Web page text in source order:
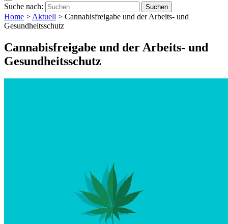
Suche nach:
Home > Aktuell > Cannabisfreigabe und der Arbeits- und
Gesundheitsschutz
Cannabisfreigabe und der Arbeits- und
Gesundheitsschutz